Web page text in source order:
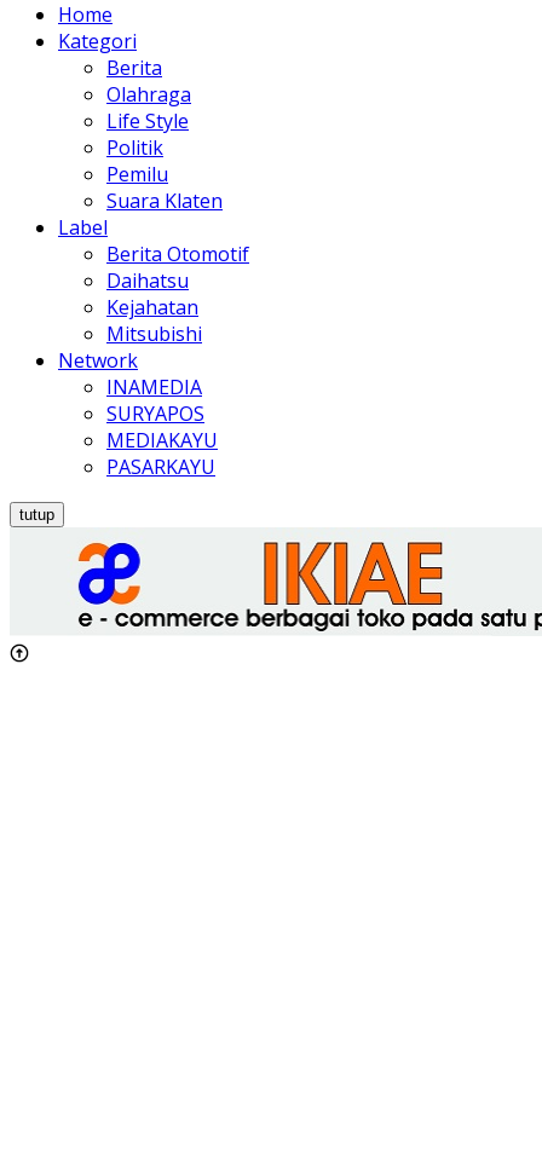
Home
Kategori
Berita
Olahraga
Life Style
Politik
Pemilu
Suara Klaten
Label
Berita Otomotif
Daihatsu
Kejahatan
Mitsubishi
Network
INAMEDIA
SURYAPOS
MEDIAKAYU
PASARKAYU
tutup